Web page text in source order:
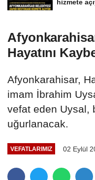
hizmete
Hayatını
Afyonkarahisar,
imam İbrahim
vefat eden Uysal,
uğurlanacak.
VEFATLARIMIZ 02 Eylül